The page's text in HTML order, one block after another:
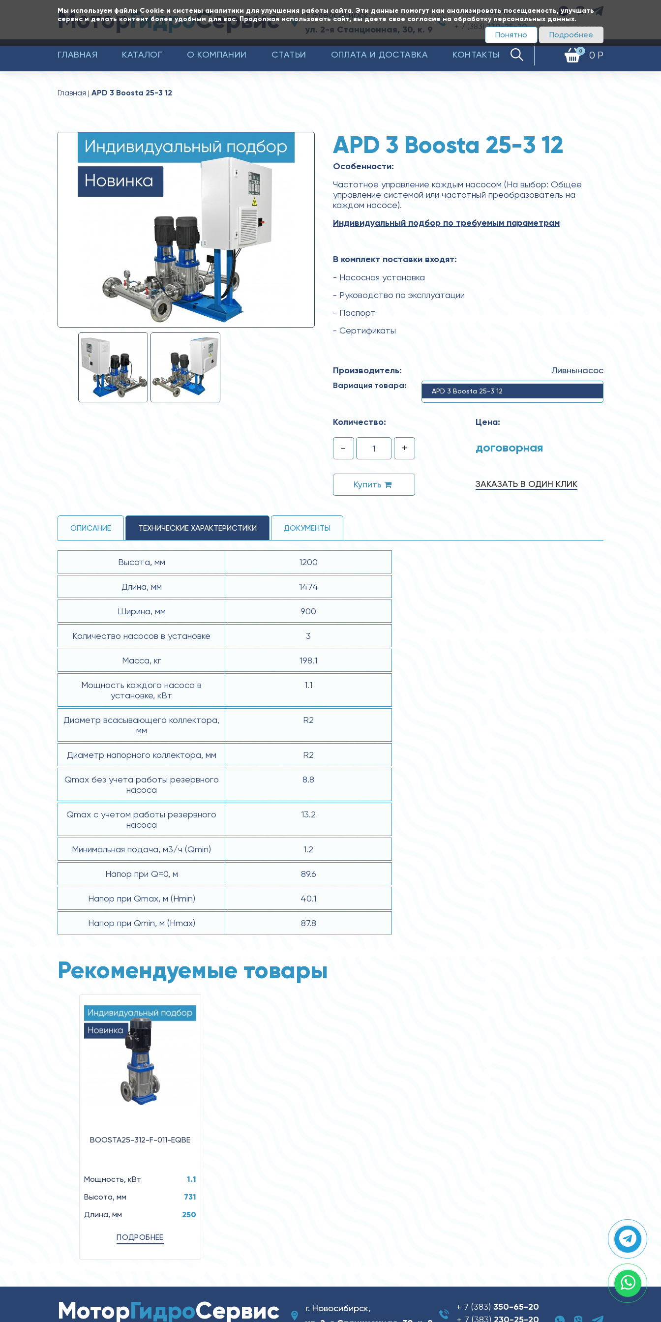
Мы используем файлы Cookie и системы аналитики для улучшения работы сайта. Эти данные помогут нам анализировать посещаемость, улучшать
сервис и делать контент более удобным для вас. Продолжая использовать сайт, вы даете свое согласие на обработку персональных данных.
Подробнее
Понятно
МоторГидроСервис г. Новосибирск,
ул. 2-я Станционная, 30, к. 9
+ 7 (383)350-65-20
+ 7 (383)230-25-20 Заказать звонок
0 0 Р
ГЛАВНАЯ КАТАЛОГ О КОМПАНИИ СТАТЬИ ОПЛАТА И ДОСТАВКА КОНТАКТЫ
Главная APD 3 Boosta 25-3 12
APD 3 Boosta 25-3 12
Особенности:
Частотное управление каждым насосом (На выбор: Общее
управление системой или частотный преобразователь на
каждом насосе).
Индивидуальный подбор по требуемым параметрам
В комплект поставки входят:
- Насосная установка
- Руководство по эксплуатации
- Паспорт
- Сертификаты
Производитель: Ливнынасос
Вариация товара:
APD 3 Boosta 25-3 12
Количество:
- +
Купить
Цена:
договорная
ЗАКАЗАТЬ В ОДИН КЛИК
ОПИСАНИЕ ТЕХНИЧЕСКИЕ ХАРАКТЕРИСТИКИ ДОКУМЕНТЫ
Высота, мм 1200
Длина, мм 1474
Ширина, мм 900
Количество насосов в установке 3
Масса, кг 198.1
Мощность каждого насоса в
установке, кВт
1.1
Диаметр всасывающего коллектора,
мм
R2
Диаметр напорного коллектора, мм R2
Qmax без учета работы резервного
насоса
8.8
Qmax с учетом работы резервного
насоса
13.2
Минимальная подача, м3/ч (Qmin) 1.2
Напор при Q=0, м 89.6
Напор при Qmax, м (Hmin) 40.1
Напор при Qmin, м (Hmax) 87.8
Рекомендуемые товары
BOOSTA25-312-F-011-EQBE
Мощность, кВт
1.1
Высота, мм
731
Длина, мм
250
ПОДРОБНЕЕ
МоторГидроСервис г. Новосибирск, + 7 (383) 350-65-20
+ 7 (383) 230-25-20